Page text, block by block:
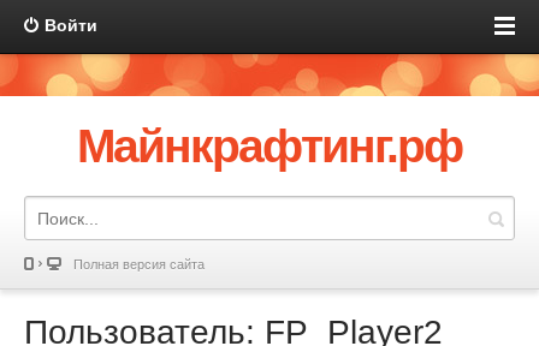
Войти
Майнкрафтинг.рф
Полная версия сайта
Пользователь: FP_Player2